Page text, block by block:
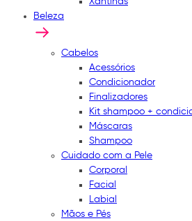
Beleza
Cabelos
Acessórios
Condicionador
Finalizadores
Kit shampoo +
Máscaras
Shampoo
Cuidado com a Pele
Corporal
Facial
Labial
Mãos e Pés